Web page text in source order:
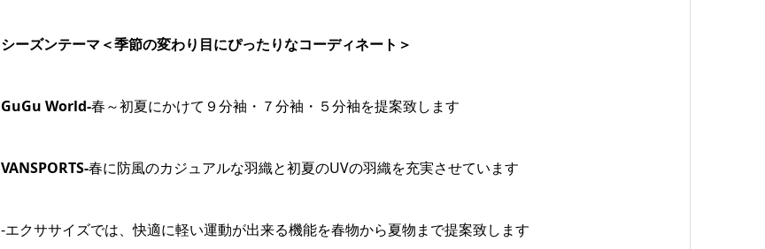
シーズンテーマ＜季節の変わり目にぴったりなコーディネート＞
GuGu World-春～初夏にかけて９分袖・７分袖・５分袖を提案致します
VANSPORTS-春に防風のカジュアルな羽織と初夏のUVの羽織を充実させています
-エクササイズでは、快適に軽い運動が出来る機能を春物から夏物まで提案致します